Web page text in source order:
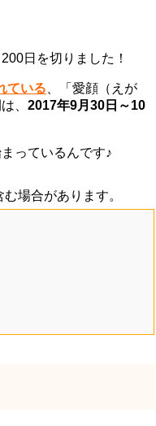
日を切りました！
ている 、「愛顔（えが
、 2017年9月30日～10
っているんです♪
場合があります。